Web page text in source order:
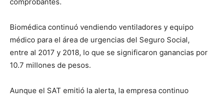
Biomédica continuó vendiendo ventiladores y equipo
médico para el área de urgencias del Seguro Social,
entre al 2017 y 2018, lo que se significaron ganancias por
10.7 millones de pesos.
Aunque el SAT emitió la alerta, la empresa continuo